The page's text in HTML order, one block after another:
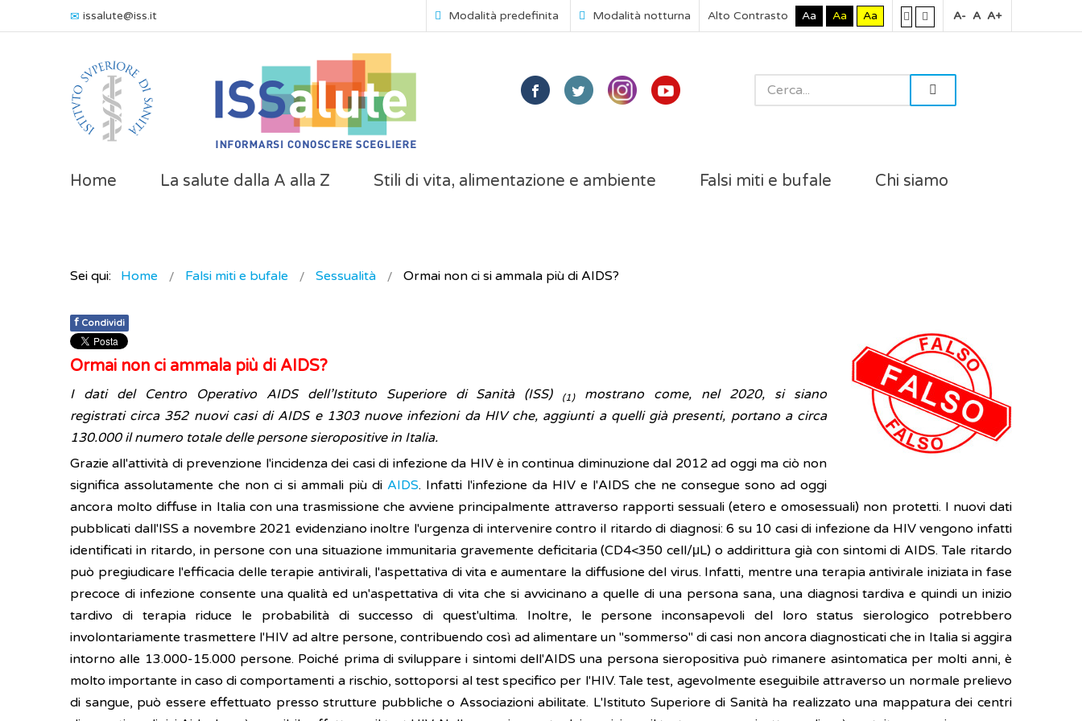
issalute@iss.it Modalità predefinita Modalità notturna Alto Contrasto Aa Aa Aa A- A A+
Home La salute dalla A alla Z Stili di vita, alimentazione e ambiente Falsi miti e bufale Chi siamo
Sei qui: Home Falsi miti e bufale Sessualità Ormai non ci si ammala più di AIDS?
f Condividi
Ormai non ci ammala più di AIDS?
I dati del Centro Operativo AIDS dell’Istituto Superiore di Sanità (ISS) (1)mostrano come, nel 2020, si siano
registrati circa 352 nuovi casi di AIDS e 1303 nuove infezioni da HIV che, aggiunti a quelli già presenti, portano a circa
130.000 il numero totale delle persone sieropositive in Italia.
Grazie all'attività di prevenzione l'incidenza dei casi di infezione da HIV è in continua diminuzione dal 2012 ad oggi ma ciò non
significa assolutamente che non ci si ammali più di AIDS. Infatti l'infezione da HIV e l'AIDS che ne consegue sono ad oggi
ancora molto diffuse in Italia con una trasmissione che avviene principalmente attraverso rapporti sessuali (etero e omosessuali) non protetti. I nuovi dati
pubblicati dall'ISS a novembre 2021 evidenziano inoltre l'urgenza di intervenire contro il ritardo di diagnosi: 6 su 10 casi di infezione da HIV vengono infatti
identificati in ritardo, in persone con una situazione immunitaria gravemente deficitaria (CD4<350 cell/μL) o addirittura già con sintomi di AIDS. Tale ritardo
può pregiudicare l'efficacia delle terapie antivirali, l'aspettativa di vita e aumentare la diffusione del virus. Infatti, mentre una terapia antivirale iniziata in fase
precoce di infezione consente una qualità ed un'aspettativa di vita che si avvicinano a quelle di una persona sana, una diagnosi tardiva e quindi un inizio
tardivo di terapia riduce le probabilità di successo di quest'ultima. Inoltre, le persone inconsapevoli del loro status sierologico potrebbero
involontariamente trasmettere l'HIV ad altre persone, contribuendo così ad alimentare un "sommerso" di casi non ancora diagnosticati che in Italia si aggira
intorno alle 13.000-15.000 persone. Poiché prima di sviluppare i sintomi dell'AIDS una persona sieropositiva può rimanere asintomatica per molti anni, è
molto importante in caso di comportamenti a rischio, sottoporsi al test specifico per l'HIV. Tale test, agevolmente eseguibile attraverso un normale prelievo
di sangue, può essere effettuato presso strutture pubbliche o Associazioni abilitate. L'Istituto Superiore di Sanità ha realizzato una mappatura dei centri